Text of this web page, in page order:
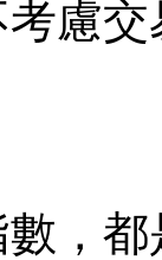
慮
，